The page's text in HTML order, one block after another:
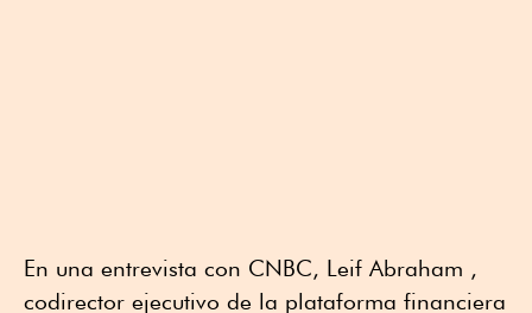
En una entrevista con CNBC, Leif Abraham ,
codirector ejecutivo de la plataforma financiera